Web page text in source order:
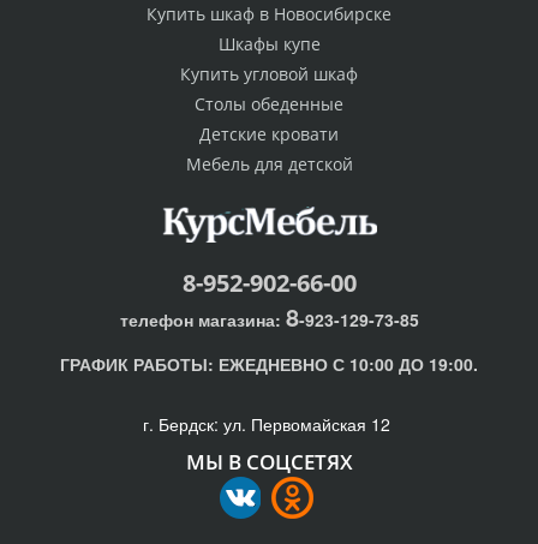
Купить шкаф в Новосибирске
Шкафы купе
Купить угловой шкаф
Столы обеденные
Детские кровати
Мебель для детской
8-952-902-66-00
телефон магазина: 8-923-129-73-85
ГРАФИК РАБОТЫ: ЕЖЕДНЕВНО С 10:00 ДО 19:00.
г. Бердск: ул. Первомайская 12
МЫ В СОЦСЕТЯХ